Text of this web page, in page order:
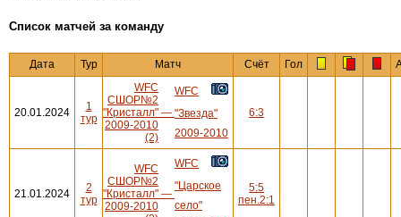
Cписок матчей за команду
Дата Тур Матч Счёт Гол
20.01.2024
1
тур
WFC
СШОР№2
"Кристалл"
2009-2010
(2)
—
WFC
"Звезда"
2009-2010
6:3
21.01.2024
2
тур
WFC
СШОР№2
"Кристалл"
2009-2010
—
WFC
"Царское
село"
5:5
пен.2:1